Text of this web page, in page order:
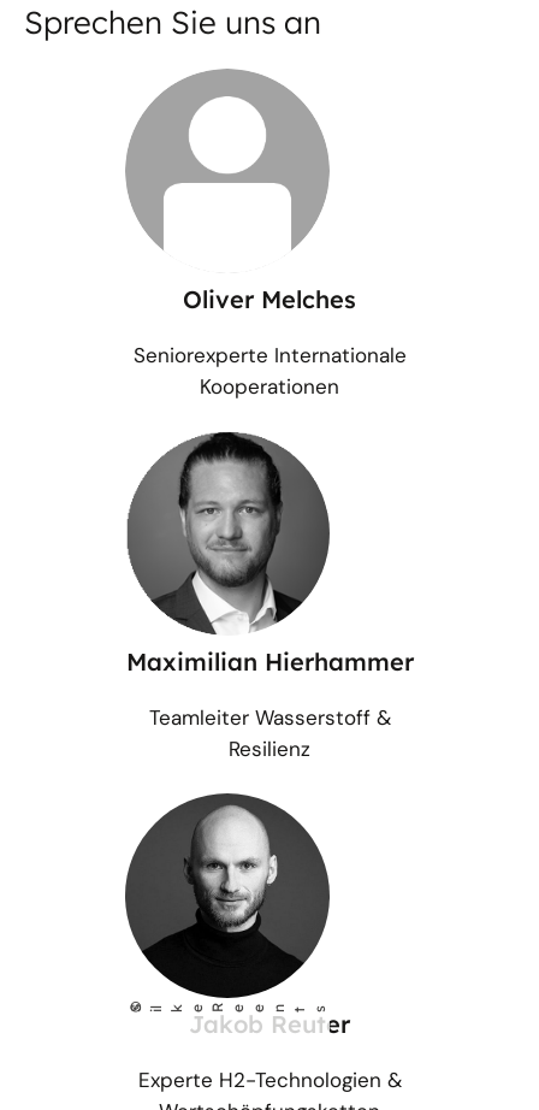
Sprechen Sie uns an
Oliver Melches
Seniorexperte Internationale
Kooperationen
Maximilian Hierhammer
Teamleiter Wasserstoff &
Resilienz
©
S i lke Reents
Jakob Reuter
Experte H2-Technologien &